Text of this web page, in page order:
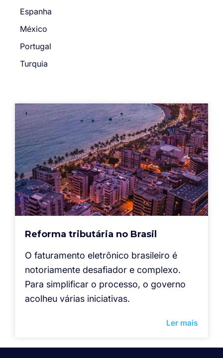
Espanha
México
Portugal
Turquia
Reforma tributária no Brasil
O faturamento eletrônico brasileiro é
notoriamente desafiador e complexo.
Para simplificar o processo, o governo
acolheu várias iniciativas.
Ler mais